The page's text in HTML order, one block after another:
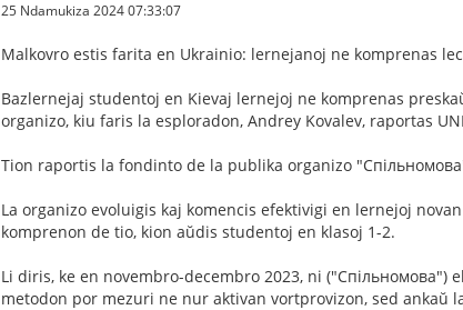
25 Ndamukiza 2024 07:33:07
Malkovro estis farita en Ukrainio: lernejanoj ne komprenas
Bazlernejaj studentoj en Kievaj lernejoj ne komprenas
organizo, kiu faris la esploradon, Andrey Kovalev, raportas
Tion raportis la fondinto de la publika organizo
La organizo evoluigis kaj komencis efektivigi en lernejoj
komprenon de tio, kion aŭdis studentoj en klasoj 1-2.
Li diris, ke en novembro-decembro 2023, ni
metodon por mezuri ne nur aktivan vortprovizon, sed ankaŭ